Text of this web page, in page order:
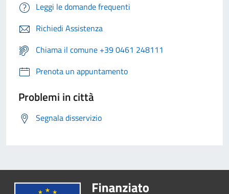
Leggi le domande frequenti
Richiedi Assistenza
Chiama il comune +39 0461 248111
Prenota un appuntamento
Problemi in città
Segnala disservizio